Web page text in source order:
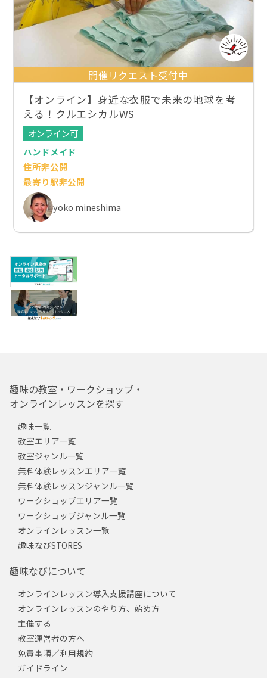
開催リクエスト受付中
【オンライン】身近な衣服で未来の地球を考
える！クルエシカルWS
オンライン可
ハンドメイド
住所非公開
最寄り駅非公開
yoko mineshima
趣味の教室・ワークショップ・
オンラインレッスンを探す
趣味一覧
教室エリア一覧
教室ジャンル一覧
無料体験レッスンエリア一覧
無料体験レッスンジャンル一覧
ワークショップエリア一覧
ワークショップジャンル一覧
オンラインレッスン一覧
趣味なびSTORES
趣味なびについて
オンラインレッスン導入支援講座について
オンラインレッスンのやり方、始め方
主催する
教室運営者の方へ
免責事項／利用規約
ガイドライン